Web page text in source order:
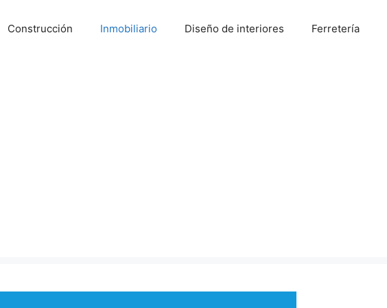
Construcción Inmobiliario Diseño de interiores Ferretería